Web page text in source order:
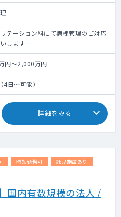
テーション科にて病棟管理のご対応
します
仕事内容はご相談の上、決定いたし
円～2,000万円
4日～可能）
詳細をみる
時短勤務可
託児施設あり
国内有数規模の法人 /